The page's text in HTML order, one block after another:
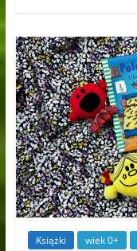
Książki wiek 0+